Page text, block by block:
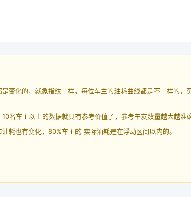
变化的，就象指纹一样，每位车主的油耗曲线都是不一样的，
名车主以上的数据就具有参考价值了，参考车友数量越大越准确
耗也有变化，80%车主的 实际油耗是在浮动区间以内的。